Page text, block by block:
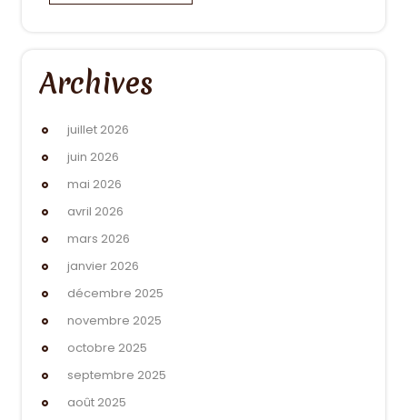
Archives
juillet 2026
juin 2026
mai 2026
avril 2026
mars 2026
janvier 2026
décembre 2025
novembre 2025
octobre 2025
septembre 2025
août 2025